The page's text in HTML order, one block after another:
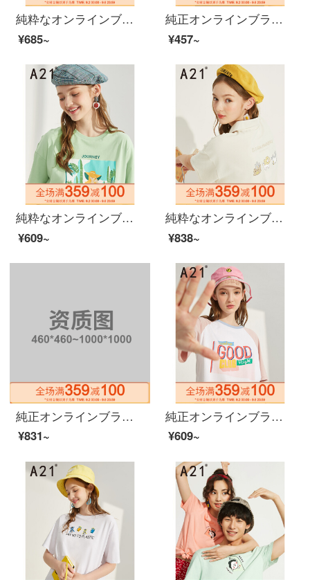
純粋なオンラインブランドA 21夏には、2020レディ・スーフを新着しています。
¥685~
純正オンラインブランドA 21夏新着2020レディスファン純色女性修身上着半高襟半袖Tシャガール服百選F 46231067黒155/80 A/S
¥457~
純粋なオンラインブランドA 21夏に、2020レディ・スーフを新着しています。ファッションプリントの女性上着がゆったりしていて、Tシャッツが肩に落ちます。半袖の女性F 42231094粉緑165/88 A/L
¥609~
純粋なオンラインブランドA 21夏に、2020レディ・スーフを新着しています。ファッション少女Tシャッツがゆったりと肩に落ちてきます。半袖プルオーバーの女性ポロシャツF 4 02231115浅ka其160/84 A/M
¥838~
純正オンラインブランドA 21秋冬新着レイディ・スーフファッション上着にカーディガン刺繍弾力保温ハーフネック女性長袖TシャツR 49423109暗ピンク165/88 A/L
¥831~
純正オンラインブランドA 21レディ・シフが肩の半袖Tシャッツを緩く挿し込んで2020夏に、色文字プリントの上着を新着しています。夏服F 02231138特白155/80 A/S
¥609~